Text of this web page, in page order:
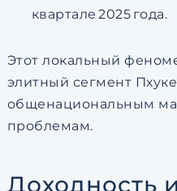
квартале 2025 года.
Этот локальный
элитный сегмент
общенациональным
проблемам.
Доходность